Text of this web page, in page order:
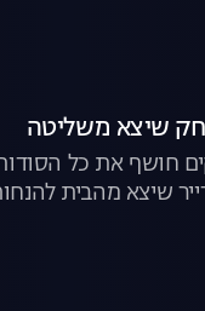
את כל
שיצא מהבית